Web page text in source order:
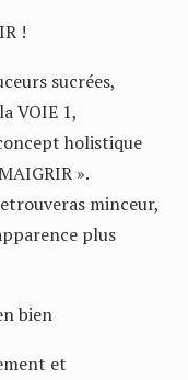
!
sucrées,
VOIE 1,
holistique
».
minceur,
plus
bien
et